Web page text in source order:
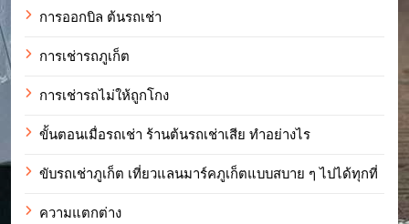
การออกบิล ต้นรถเช่า
การเช่ารถภูเก็ต
การเช่ารถไม่ให้ถูกโกง
ขั้นตอนเมื่อรถเช่า ร้านต้นรถเช่าเสีย ทำอย่างไร
ขับรถเช่าภูเก็ต เที่ยวแลนมาร์คภูเก็ตแบบสบาย ๆ ไปได้ทุกที่
ความแตกต่าง